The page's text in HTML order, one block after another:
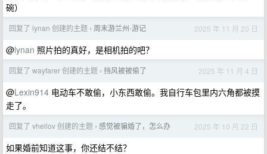
碗）
回复了 lynan 创建的主题 › 周末游兰州-游记 2025 年 11 月 20 日
@lynan 照片拍的真好，是相机拍的吧？
回复了 wayfarer 创建的主题 › 挡风被被偷了 2025 年 11 月 4 日
@Lexin914 电动车不敢偷，小东西敢偷。我自行车包里内六角都被摸
走了。
回复了 vhellov 创建的主题 › 感觉被骗婚了，怎么办 2025 年 10 月 22 日
如果婚前知道这事，你还结不结？